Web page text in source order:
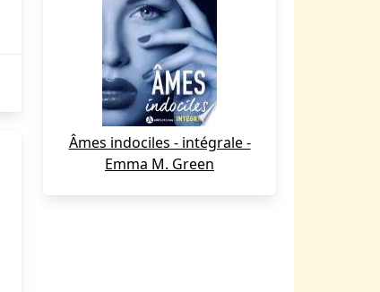
Âmes indociles - intégrale -
Emma M. Green